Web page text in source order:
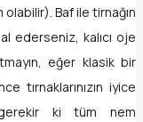
olabilir). Baf ile tirnağın
ederseniz, kalıcı oje
eğer klasik bir
tırnaklarınızın iyice
gerekir ki tüm nem